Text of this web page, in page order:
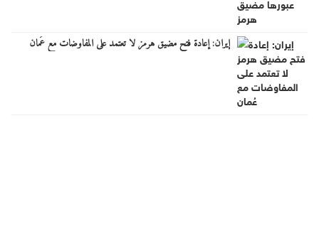
إيران: إعادة فتح مضيق هرمز لا تعتمد على المفاوضات مع عُمان